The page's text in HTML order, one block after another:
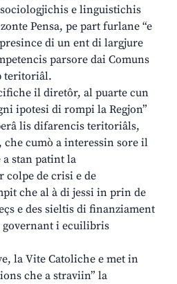
e linguistichis
Pensa, pe part furlane “e
di un ent di largjure
parsore dai Comuns
teritoriâl.
il diretôr, al puarte cun
ipotesi di rompi la Regjon”
lis difarencis teritoriâls,
che cumò a interessin sore il
a stan patint la
colpe de crisi e de
che al à di jessi in prin de
e des sieltis di finanziament
governant i ecuilibris
la Vite Catoliche e met in
che a straviin” la